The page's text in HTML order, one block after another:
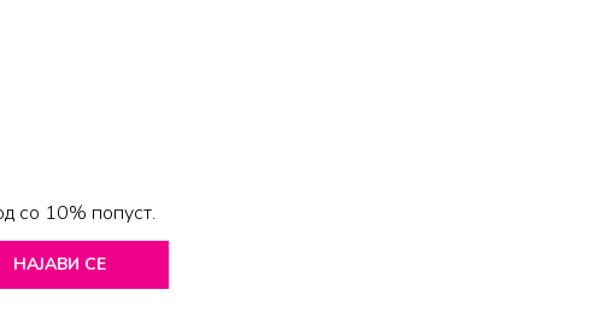
со 10% попуст.
НАЈАВИ СЕ